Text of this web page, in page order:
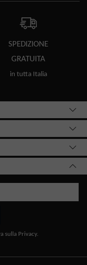
SPEDIZIONE
GRATUITA
in tutta Italia
sulla Privacy.